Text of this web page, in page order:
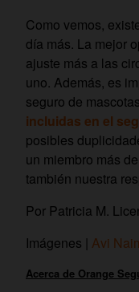
Como vemos,
día más. La mejor
ajuste más a las
uno. Además, es
seguro de
incluidas en el
posibles
un miembro más
también nuestra
Por Patricia M.
Imágenes | Avi
Acerca de Orange